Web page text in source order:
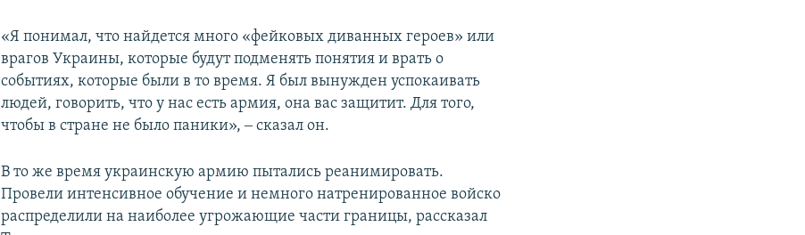
​«Я понимал, что найдется много «фейковых диванных героев» или
врагов Украины, которые будут подменять понятия и врать о
событиях, которые были в то время. Я был вынужден успокаивать
людей, говорить, что у нас есть армия, она вас защитит. Для того,
чтобы в стране не было паники», ‒ сказал он.
В то же время украинскую армию пытались реанимировать.
Провели интенсивное обучение и немного натренированное войско
распределили на наиболее угрожающие части границы, рассказал